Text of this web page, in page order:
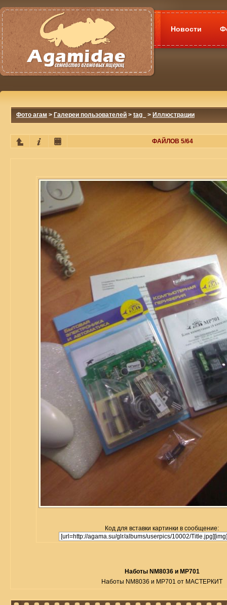
Новости
Фото агам > Галереи пользователей > tag_ > Иллюстрации
ФАЙЛОВ 5/64
Код для вставки картинки в сообщение:
Наботы NM8036 и MP701
Наботы NM8036 и MP701 от МАСТЕРКИТ